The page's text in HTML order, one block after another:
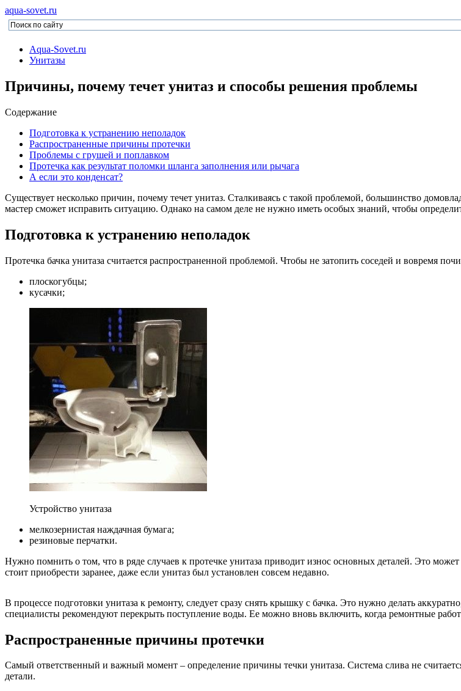
aqua-sovet.ru
Aqua-Sovet.ru
Унитазы
Причины, почему течет унитаз и способы решения проблемы
Содержание
Подготовка к устранению неполадок
Распространенные причины протечки
Проблемы с грушей и поплавком
Протечка как результат поломки шланга заполнения или рычага
А если это конденсат?
Существует несколько причин, почему течет унитаз. Сталкиваясь с такой проблемой, большинство
мастер сможет исправить ситуацию. Однако на самом деле не нужно иметь особых знаний, чтобы
Подготовка к устранению неполадок
Протечка бачка унитаза считается распространенной проблемой. Чтобы не затопить соседей и вовремя
плоскогубцы;
кусачки;
Устройство унитаза
мелкозернистая наждачная бумага;
резиновые перчатки.
Нужно помнить о том, что в ряде случаев к протечке унитаза приводит износ основных деталей. Это
стоит приобрести заранее, даже если унитаз был установлен совсем недавно.
В процессе подготовки унитаза к ремонту, следует сразу снять крышку с бачка. Это нужно делать
специалисты рекомендуют перекрыть поступление воды. Ее можно вновь включить, когда ремонтные
Распространенные причины протечки
Самый ответственный и важный момент – определение причины течки унитаза. Система слива не
детали.